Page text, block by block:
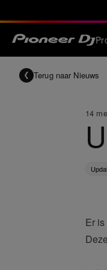
Terug naar Nieuws
14
Er